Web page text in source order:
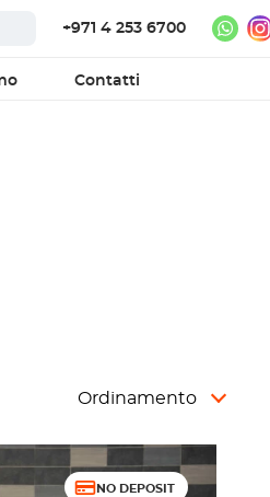
+971 4 253 6700
Contatti
Ordinamento
NO DEPOSIT